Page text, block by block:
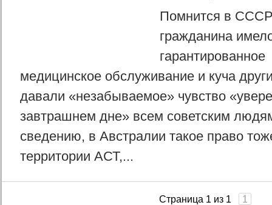
Помнится в
гражданина
медицинское обслуживание и куча
давали «незабываемое» чувство
завтрашнем дне» всем советским
сведению, в Австралии такое право
территории АСТ,...
Страница 1 из 1 1